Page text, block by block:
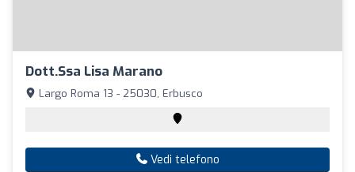
Dott.ssa Lisa Marano
Largo Roma 13 - 25030, Erbusco
Vedi telefono